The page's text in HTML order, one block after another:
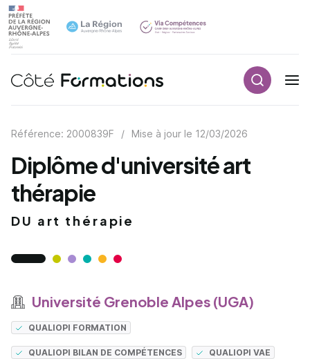
Navigation principale
Référence: 2000839F / Mise à jour le 12/03/2026
Diplôme d'université art
thérapie
DU art thérapie
Université Grenoble Alpes (UGA)
QUALIOPI FORMATION
QUALIOPI BILAN DE COMPÉTENCES QUALIOPI VAE